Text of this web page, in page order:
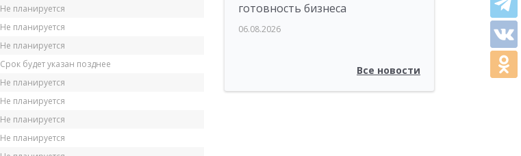
Не планируется
Не планируется
Не планируется
Срок будет указан позднее
Не планируется
Не планируется
Не планируется
Не планируется
готовность бизнеса
06.08.2026
Все новости